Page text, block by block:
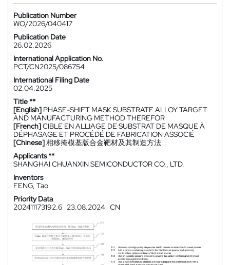
Publication Number
WO/2026/040417
Publication Date
26.02.2026
International Application No.
PCT/CN2025/086754
International Filing Date
02.04.2025
Title **
[English] PHASE-SHIFT MASK SUBSTRATE ALLOY TARGET
AND MANUFACTURING METHOD THEREFOR
[French]CIBLE EN ALLIAGE DE SUBSTRAT DE MASQUE À
DÉPHASAGE ET PROCÉDÉ DE FABRICATION ASSOCIÉ
[Chinese]相移掩模基版合金靶材及其制造方法
Applicants **
SHANGHAI CHUANXIN SEMICONDUCTOR CO., LTD.
Inventors
FENG, Tao
Priority Data
202411173192.6 23.08.2024 CN